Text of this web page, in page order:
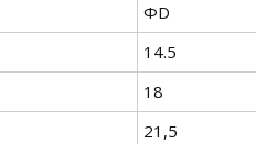
ΦD
14.5
18
21,5